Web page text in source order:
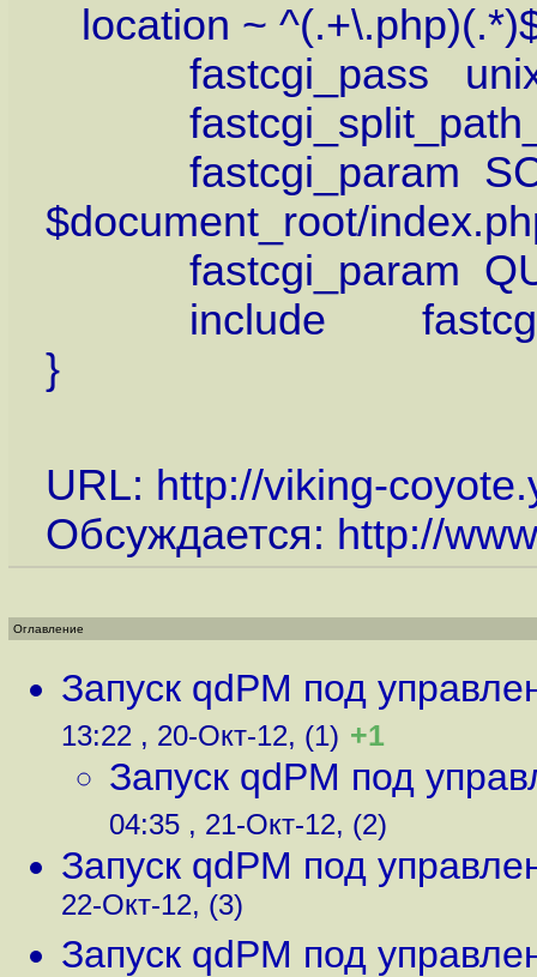
location ~
fastcgi_pass unix:/
fastcgi_param
$document_root/
fastcgi_param
include
}
URL: http://viking-
Обсуждается: http://
Оглавление
Запуск qdPM под
13:22 , 20-Окт-12, (1) +1
Запуск qdPM под
04:35 , 21-Окт-12, (2)
Запуск qdPM под
22-Окт-12, (3)
Запуск qdPM под